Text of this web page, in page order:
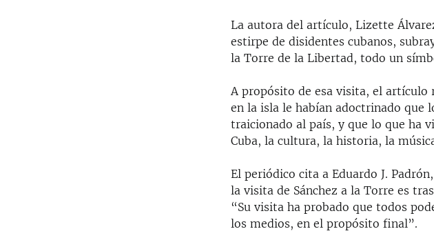
La autora del artículo, Lizette
estirpe de disidentes cubanos,
la Torre de la Libertad, todo un
A propósito de esa visita, el artículo
en la isla le habían adoctrinado que
traicionado al país, y que lo que ha
Cuba, la cultura, la historia, la
El periódico cita a Eduardo J.
la visita de Sánchez a la Torre es
“Su visita ha probado que todos
los medios, en el propósito final”.